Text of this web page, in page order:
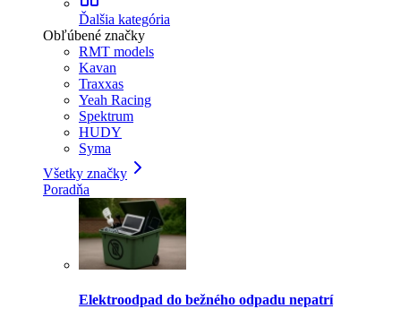
Ďalšia kategória
Obľúbené značky
RMT models
Kavan
Traxxas
Yeah Racing
Spektrum
HUDY
Syma
Všetky značky
Poradňa
Elektroodpad do bežného odpadu nepatrí